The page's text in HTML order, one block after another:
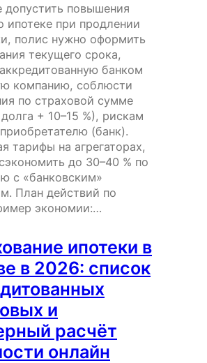
допустить повышения
ипотеке при продлении
полис нужно оформить
текущего срока,
банком
компанию, соблюсти
по страховой сумме
+ 10–15 %), рискам
(банк).
тарифы на агрегаторах,
до 30–40 % по
с «банковским»
План действий по
экономии:…
ипотеки в
в 2026: список
и
расчёт
онлайн